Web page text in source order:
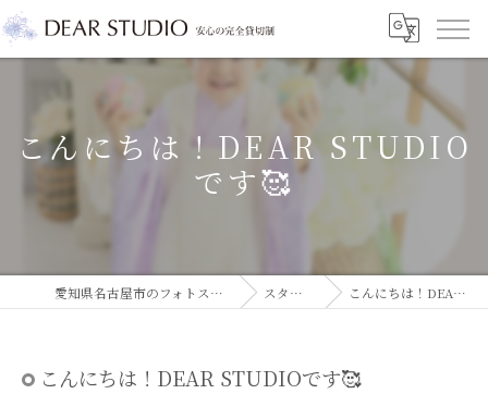
こんにちは！DEAR STUDIO
です🥰
愛知県名古屋市のフォトスタジオならDEAR STUDIO スタジオコラム こんにちは！DEAR STUDIOです🥰
こんにちは！DEAR STUDIOです🥰